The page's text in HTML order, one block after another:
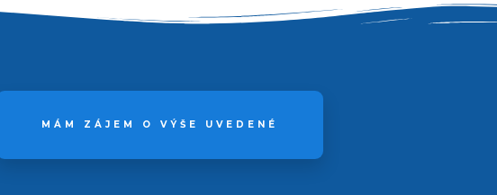
MÁM ZÁJEM O VÝŠE UVEDENÉ